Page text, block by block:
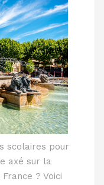
scolaires pour
axé sur la
? Voici